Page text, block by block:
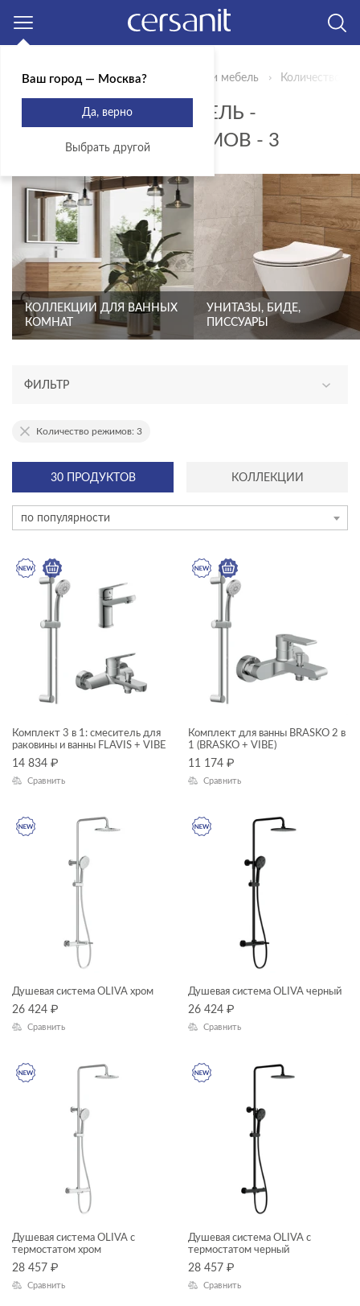
Главная Продукты Сантехника и мебель Количество
САНТЕХНИКА И МЕБЕЛЬ -
КОЛИЧЕСТВО РЕЖИМОВ - 3
КОЛЛЕКЦИИ ДЛЯ ВАННЫХ
КОМНАТ
УНИТАЗЫ, БИДЕ,
ПИССУАРЫ
ФИЛЬТР
АССОРТИМЕНТ
эксклюзив
КАТЕГОРИЯ
душевое оборудование
Комплекты смесителей
смесители
акриловые ванны
инсталяции и комплекты
мебель для ванной
унитазы, биде, писсуары
ТИП ПРОДУКТА
душевая система
смесители
зеркала
зеркала-шкафчики
инсталляции
кнопки для инсталляций
комплектующие для мебели
модули для тумбы
модули для шкафчиков
ножки для ванн
панели для ванн
пеналы
пьедесталы
раковины в столешницу
Ширина, см
Высота, см
Глубина, см
30 ПРОДУКТОВ КОЛЛЕКЦИИ
по популярности
Количество режимов: 3
Комплект 3 в 1: смеситель для
раковины и ванны FLAVIS + VIBE
14 834 ₽
Сравнить
Комплект для ванны BRASKO 2 в
1 (BRASKO + VIBE)
11 174 ₽
Сравнить
Душевая система OLIVA хром
26 424 ₽
Сравнить
Душевая система OLIVA черный
26 424 ₽
Сравнить
Душевая система OLIVA с
термостатом хром
28 457 ₽
Сравнить
Душевая система OLIVA с
термостатом черный
28 457 ₽
Сравнить
Ваш город — Москва?
Да, верно
Выбрать другой